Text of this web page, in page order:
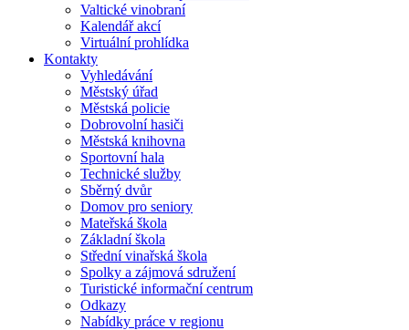
Valtické vinobraní
Kalendář akcí
Virtuální prohlídka
Kontakty
Vyhledávání
Městský úřad
Městská policie
Dobrovolní hasiči
Městská knihovna
Sportovní hala
Technické služby
Sběrný dvůr
Domov pro seniory
Mateřská škola
Základní škola
Střední vinařská škola
Spolky a zájmová sdružení
Turistické informační centrum
Odkazy
Nabídky práce v regionu